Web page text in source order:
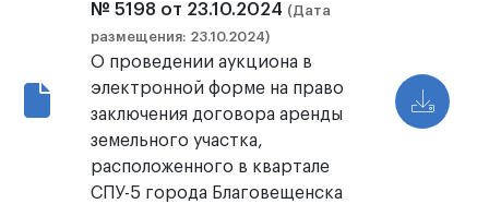
№ 5198 от 23.10.2024 (Дата
размещения: 23.10.2024)
О проведении аукциона в
электронной форме на право
заключения договора аренды
земельного участка,
расположенного в квартале
СПУ-5 города Благовещенска